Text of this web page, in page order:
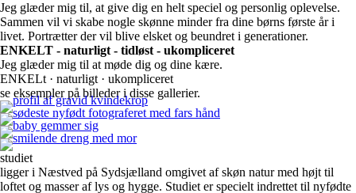
Jeg glæder mig til, at give dig en helt speciel og personlig oplevelse.
Sammen vil vi skabe nogle skønne minder fra dine børns første år i
livet. Portrætter der vil blive elsket og beundret i generationer.
ENKELT - naturligt - tidløst - ukompliceret
Jeg glæder mig til at møde dig og dine kære.
ENKELt · naturligt · ukompliceret
se eksempler på billeder i disse gallerier.
Gravid
nyfødt
baby
børn/familie
studiet
ligger i Næstved på Sydsjælland omgivet af skøn natur med højt til
loftet og masser af lys og hygge. Studiet er specielt indrettet til nyfødte